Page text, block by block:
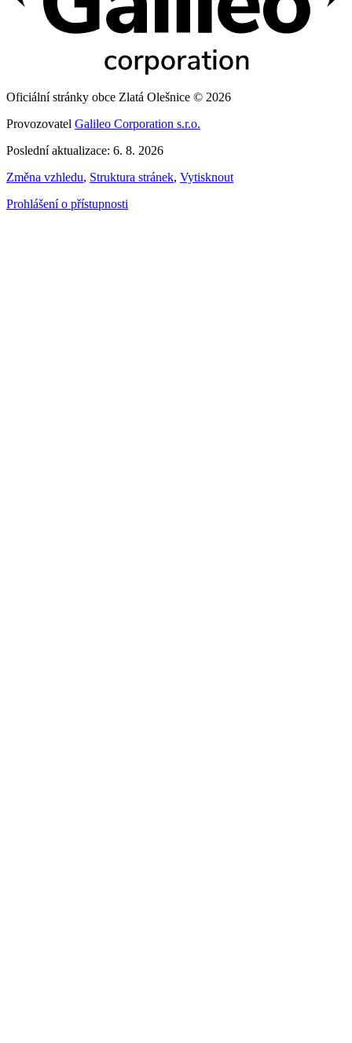
Oficiální stránky obce Zlatá Olešnice © 2026
Provozovatel Galileo Corporation s.r.o.
Poslední aktualizace: 6. 8. 2026
Změna vzhledu, Struktura stránek, Vytisknout
Prohlášení o přístupnosti